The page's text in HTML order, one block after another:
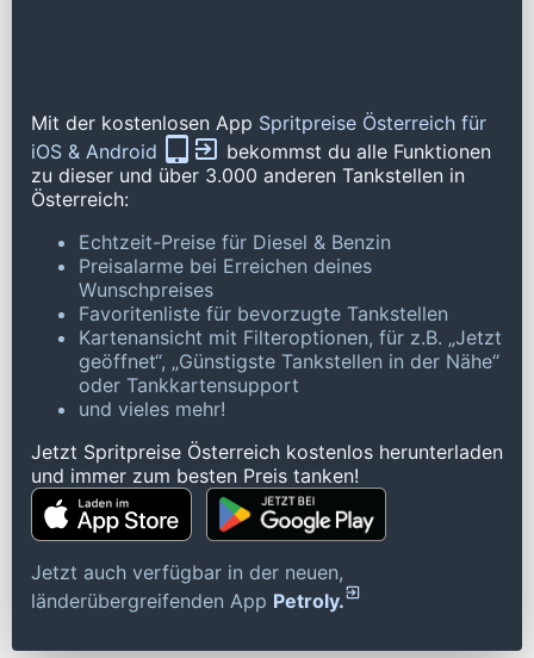
Mit der kostenlosen App Spritpreise Österreich für
iOS & Android
bekommst du alle Funktionen
zu dieser und über 3.000 anderen Tankstellen in
Österreich:
Echtzeit-Preise für Diesel & Benzin
Preisalarme bei Erreichen deines
Wunschpreises
Favoritenliste für bevorzugte Tankstellen
Kartenansicht mit Filteroptionen, für z.B. „Jetzt
geöffnet“, „Günstigste Tankstellen in der Nähe“
oder Tankkartensupport
und vieles mehr!
Jetzt Spritpreise Österreich kostenlos herunterladen
und immer zum besten Preis tanken!
Jetzt auch verfügbar in der neuen,
länderübergreifenden App Petroly.